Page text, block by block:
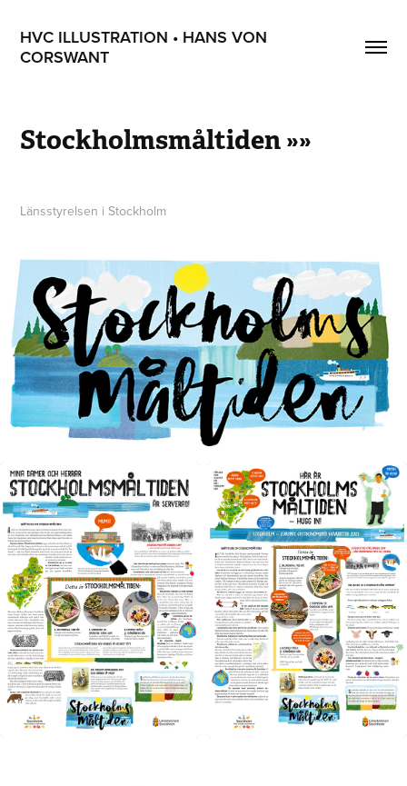
HVC ILLUSTRATION • HANS VON
CORSWANT
Stockholmsmåltiden »»
Länsstyrelsen i Stockholm